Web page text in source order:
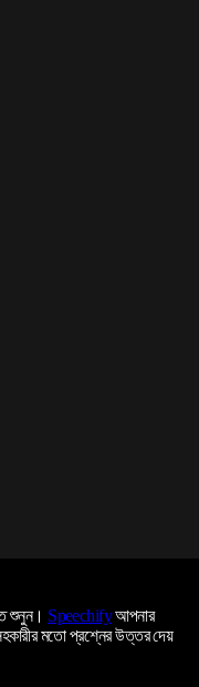
শুনুন। Speechifyআপনার
মতো প্রশ্নের উত্তর দেয়